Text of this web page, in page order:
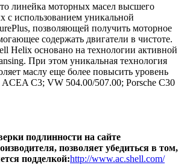
линейка моторных масел высшего
с использованием уникальной
позволяющей получить моторное
содержать двигатели в чистоте.
Helix основано на технологии активной
При этом уникальная технология
маслу еще более повысить уровень
ACEA C3; VW 504.00/507.00; Porsche C30
подлинности на сайте
позволяет убедиться в том,
подделкой:http://www.ac.shell.com/